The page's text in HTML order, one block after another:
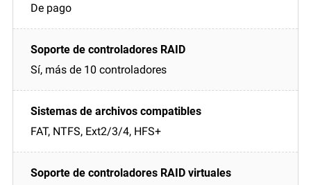
De pago
Sí, más de 10 controladores
FAT, NTFS, Ext2/3/4, HFS+